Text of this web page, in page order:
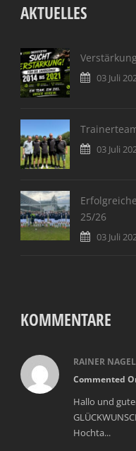
AKTUELLES
03 Juli
03 Juli
25/26
03 Juli
KOMMENTARE
RAINER NAGEL
Commented
Hallo und
Hochta...